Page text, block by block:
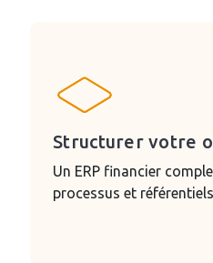
Structurer votre
Un ERP financier
processus et référentiels